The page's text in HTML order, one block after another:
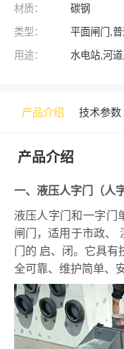
材质：
碳钢
类型：
平面闸门,
用途：
水电站,河
产品介绍 技术参数
产品介绍
一、液压人字门（人
液压人字门和一字门
闸门，适用于市政、
门的 启、闭。它具有
全可靠、维护简单、